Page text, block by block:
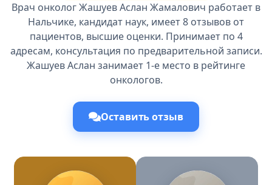
Врач онколог Жашуев Аслан Жамалович работает в
Нальчике, кандидат наук, имеет 8 отзывов от
пациентов, высшие оценки. Принимает по 4
адресам, консультация по предварительной записи.
Жашуев Аслан занимает 1-е место в рейтинге
онкологов.
Оставить отзыв